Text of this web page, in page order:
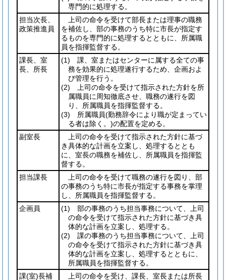
専門的に処理する。
担当次長、
政策推進員
上司の命令を受けて部長または理事の職務
を補佐し、部の事務のうち特に市長が指定す
るものを専門的に処理するとともに、所属職
員を指揮監督する。
課長、室
長、所長
(1) 課、室またはセンターに属する全ての事
務を効果的に処理遂行するため、企画およ
び管理を行う。
(2) 上司の命令を受けて指示された方針を所
属職員に周知徹底させ、職務の遂行を図
り、所属職員を指揮監督する。
(3) 所属職員(勤務辞令により職が定まってい
る者は除く。)の配置を定める。
副室長
上司の命令を受けて指示された方針に基づ
き具体的な計画を立案し、処理するととも
に、室長の職務を補佐し、所属職員を指揮監
督する。
担当課長
上司の命令を受けて職務の遂行を図り、部
の事務のうち特に市長が指定する事務を掌理
し、所属職員を指揮監督する。
企画員
(1) 部の事務のうち担当事務について、上司
の命令を受けて指示された方針に基づき具
体的な計画を立案し、処理する。
(2) 課の事務のうち担当事務について、上司
の命令を受けて指示された方針に基づき具
体的な計画を立案し、処理するとともに、
所属職員を指揮監督する。
課(室)長補
上司の命令を受け、課長、室長または所長